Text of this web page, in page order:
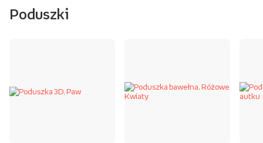
Poduszki